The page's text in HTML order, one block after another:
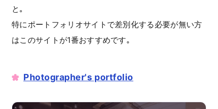
と｡
特にポートフォリオサイトで差別化する必要が無い方
はこのサイトが1番おすすめです｡
Photographer's portfolio